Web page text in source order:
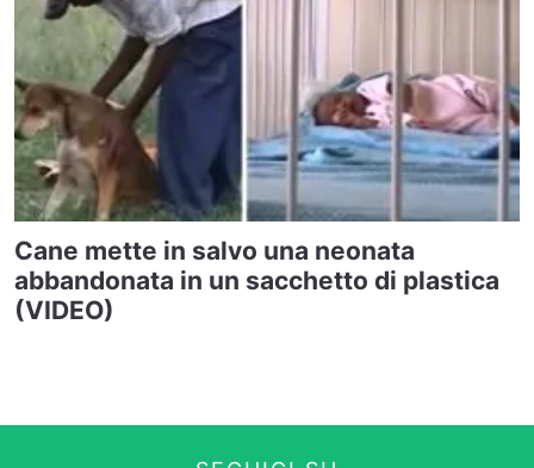
Cane mette in salvo una neonata
abbandonata in un sacchetto di plastica
(VIDEO)